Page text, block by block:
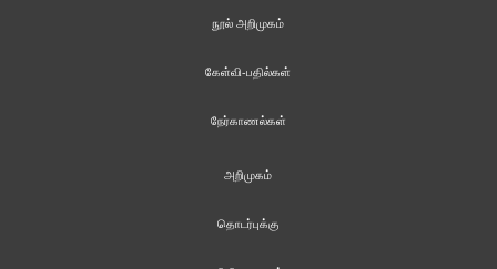
நூல் அறிமுகம்
கேள்வி-பதில்கள்
நேர்காணல்கள்
அறிமுகம்
தொடர்புக்கு